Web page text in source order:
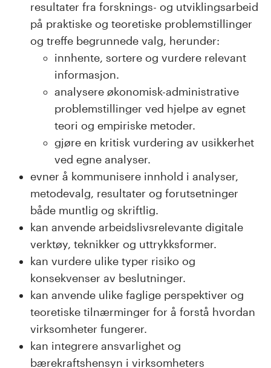
resultater fra forsknings- og utviklingsarbeid
på praktiske og teoretiske problemstillinger
og treffe begrunnede valg, herunder:
innhente, sortere og vurdere relevant
informasjon.
analysere økonomisk-administrative
problemstillinger ved hjelpe av egnet
teori og empiriske metoder.
gjøre en kritisk vurdering av usikkerhet
ved egne analyser.
evner å kommunisere innhold i analyser,
metodevalg, resultater og forutsetninger
både muntlig og skriftlig.
kan anvende arbeidslivsrelevante digitale
verktøy, teknikker og uttrykksformer.
kan vurdere ulike typer risiko og
konsekvenser av beslutninger.
kan anvende ulike faglige perspektiver og
teoretiske tilnærminger for å forstå hvordan
virksomheter fungerer.
kan integrere ansvarlighet og
bærekraftshensyn i virksomheters